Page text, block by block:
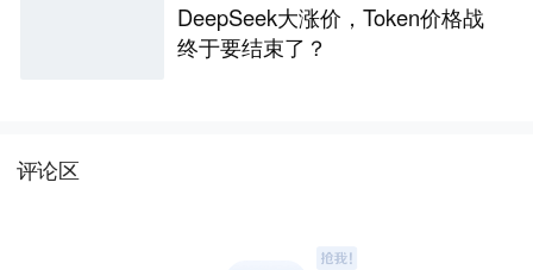
DeepSeek大涨价，Token价格战
终于要结束了？
评论区